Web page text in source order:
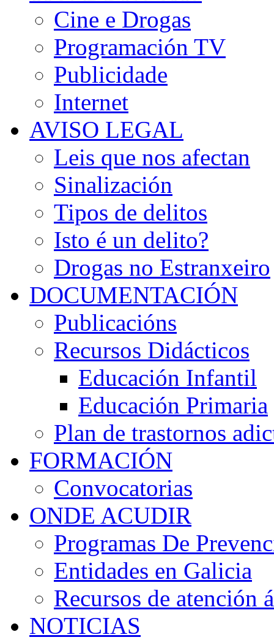
Cine e Drogas
Programación TV
Publicidade
Internet
AVISO LEGAL
Leis que nos afectan
Sinalización
Tipos de delitos
Isto é un delito?
Drogas no Estranxeiro
DOCUMENTACIÓN
Publicacións
Recursos Didácticos
Educación Infantil
Educación Primaria
Plan de trastornos
FORMACIÓN
Convocatorias
ONDE ACUDIR
Programas De
Entidades en Galicia
Recursos de atención
NOTICIAS